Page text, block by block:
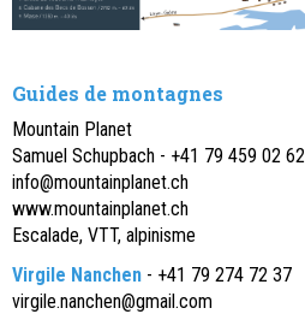
Guides de montagnes
Mountain Planet
Samuel Schupbach - +41 79 459 02 62
info@mountainplanet.ch
www.mountainplanet.ch
Escalade, VTT, alpinisme
Virgile Nanchen - +41 79 274 72 37
virgile.nanchen@gmail.com